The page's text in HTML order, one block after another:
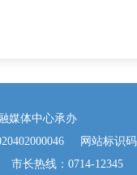
媒体中心承办
网站标识码
市长热线：0714-12345